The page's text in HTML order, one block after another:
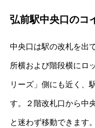
弘前駅中央口のコ
中央口は駅の改札を出
所横および階段横にロ
リーズ」側にも近く、
す。２階改札口から中
と迷わず移動できます。